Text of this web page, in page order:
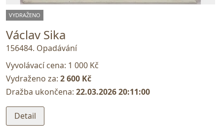
VYDRAŽENO
Václav Sika
156484. Opadávání
Vyvolávací cena: 1 000 Kč
Vydraženo za: 2 600 Kč
Dražba ukončena: 22.03.2026 20:11:00
Detail